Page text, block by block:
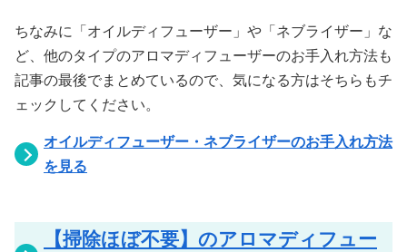
ちなみに「オイルディフューザー」や「ネブライザー」な
ど、他のタイプのアロマディフューザーのお手入れ方法も
記事の最後でまとめているので、気になる方はそちらもチ
ェックしてください。
オイルディフューザー・ネブライザーのお手入れ方法
を見る
【掃除ほぼ不要】のアロマディフュー